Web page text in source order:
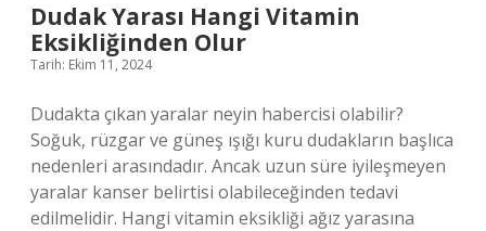
Dudak Yarası Hangi Vitamin
Eksikliğinden Olur
Tarih: Ekim 11, 2024
Dudakta çıkan yaralar neyin habercisi olabilir?
Soğuk, rüzgar ve güneş ışığı kuru dudakların başlıca
nedenleri arasındadır. Ancak uzun süre iyileşmeyen
yaralar kanser belirtisi olabileceğinden tedavi
edilmelidir. Hangi vitamin eksikliği ağız yarasına